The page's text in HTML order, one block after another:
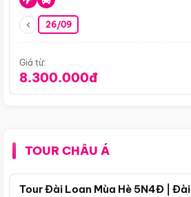
26/09
Giá từ:
8.300.000đ
TOUR CHÂU Á
Tour Đài Loan Mùa Hè 5N4Đ |